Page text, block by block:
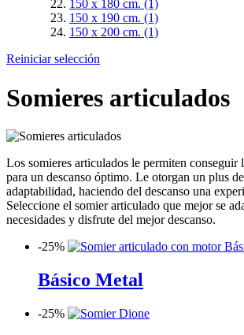
150 x 180 cm. (1)
150 x 190 cm. (1)
150 x 200 cm. (1)
Reiniciar selección
Somieres articulados
Los somieres articulados le permiten conseguir
para un descanso óptimo. Le otorgan un plus
adaptabilidad, haciendo del descanso una
Seleccione el somier articulado que mejor se
necesidades y disfrute del mejor descanso.
-25%
Básico Metal
-25%